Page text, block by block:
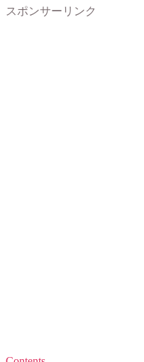
スポンサーリンク